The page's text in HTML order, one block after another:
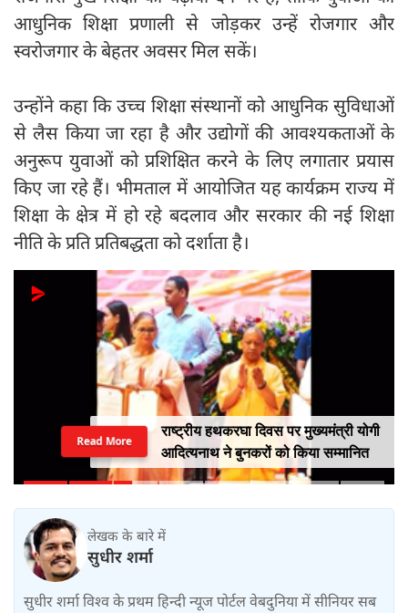
आधुनिक शिक्षा प्रणाली से जोड़कर उन्हें रोजगार और
स्वरोजगार के बेहतर अवसर मिल सकें।
उन्होंने कहा कि उच्च शिक्षा संस्थानों को आधुनिक सुविधाओं
से लैस किया जा रहा है और उद्योगों की आवश्यकताओं के
अनुरूप युवाओं को प्रशिक्षित करने के लिए लगातार प्रयास
किए जा रहे हैं। भीमताल में आयोजित यह कार्यक्रम राज्य में
शिक्षा के क्षेत्र में हो रहे बदलाव और सरकार की नई शिक्षा
नीति के प्रति प्रतिबद्धता को दर्शाता है।
राष्ट्रीय हथकरघा दिवस पर मुख्यमंत्री योगी
आदित्यनाथ ने बुनकरों को किया सम्मानित
Read More
लेखक के बारे में
सुधीर शर्मा
सुधीर शर्मा विश्व के प्रथम हिन्दी न्यूज पोर्टल वेबदुनिया में सीनियर सब